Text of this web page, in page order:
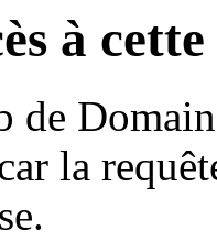
à
de
la